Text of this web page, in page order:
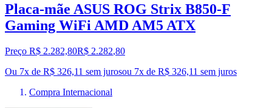
Placa-mãe ASUS ROG Strix B850-F
Gaming WiFi AMD AM5 ATX
Preço R$ 2.282,80R$ 2.282,80
Ou 7x de R$ 326,11 sem jurosou 7x de R$ 326,11 sem juros
Compra Internacional